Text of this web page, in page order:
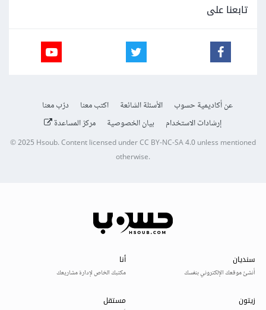
تابعنا على
عن أكاديمية حسوب الأسئلة الشائعة اكتب معنا
درّب معنا
إرشادات الاستخدام
بيان الخصوصية مركز المساعدة
© 2025Hsoub.Content licensed underCC BY-NC-SA 4.0unless mentioned
otherwise.